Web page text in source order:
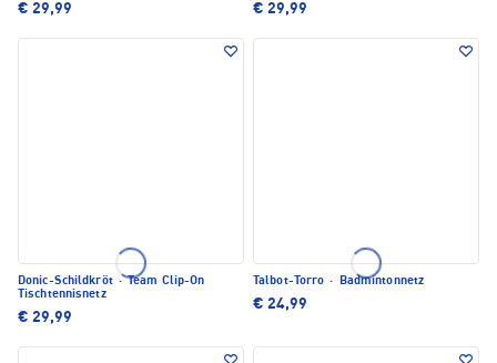
€ 29,99 € 29,99
Donic-Schildkröt ·Team Clip-On
Tischtennisnetz
€ 29,99
Talbot-Torro · Badmintonnetz
€ 24,99